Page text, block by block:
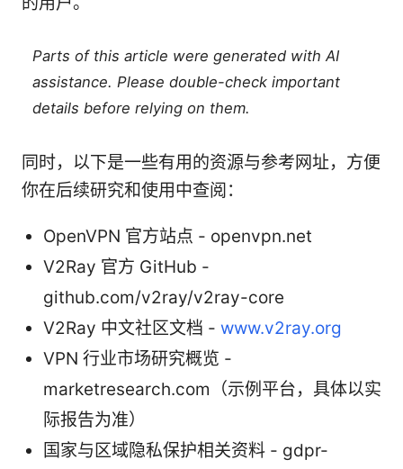
Parts of this article were generated with AI
assistance. Please double-check important
details before relying on them.
同时，以下是一些有用的资源与参考网址，方便
你在后续研究和使用中查阅：
OpenVPN 官方站点 - openvpn.net
V2Ray 官方 GitHub -
github.com/v2ray/v2ray-core
V2Ray 中文社区文档 - www.v2ray.org
VPN 行业市场研究概览 -
marketresearch.com（示例平台，具体以实
际报告为准）
国家与区域隐私保护相关资料 - gdpr-